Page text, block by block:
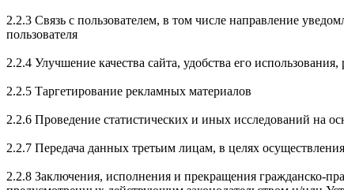
2.2.3 Связь с пользователем, в том числе направление
пользователя
2.2.4 Улучшение качества сайта, удобства его
2.2.5 Таргетирование рекламных материалов
2.2.6 Проведение статистических и иных исследований на
2.2.7 Передача данных третьим лицам, в целях
2.2.8 Заключения, исполнения и прекращения гражданско-